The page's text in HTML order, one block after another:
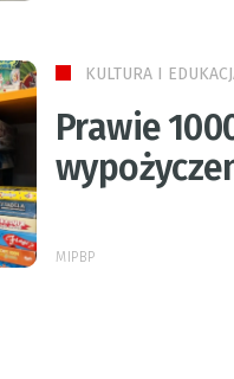
KULTURA I
Prawie
MIPBP